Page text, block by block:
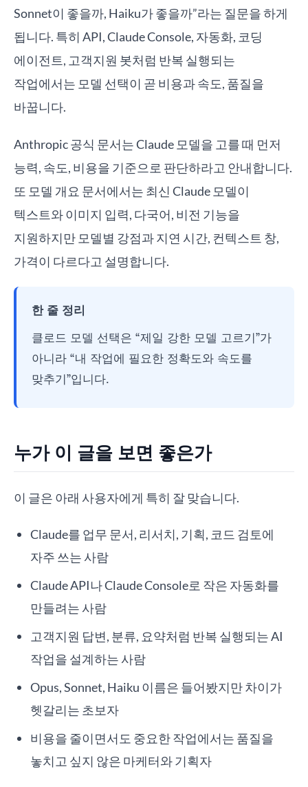
Sonnet이 좋을까, Haiku가 좋을까”라는 질문을 하게
됩니다. 특히 API, Claude Console, 자동화, 코딩
에이전트, 고객지원 봇처럼 반복 실행되는
작업에서는 모델 선택이 곧 비용과 속도, 품질을
바꿉니다.
Anthropic 공식 문서는 Claude 모델을 고를 때 먼저
능력, 속도, 비용을 기준으로 판단하라고 안내합니다.
또 모델 개요 문서에서는 최신 Claude 모델이
텍스트와 이미지 입력, 다국어, 비전 기능을
지원하지만 모델별 강점과 지연 시간, 컨텍스트 창,
가격이 다르다고 설명합니다.
한 줄 정리
클로드 모델 선택은 “제일 강한 모델 고르기”가
아니라 “내 작업에 필요한 정확도와 속도를
맞추기”입니다.
누가 이 글을 보면 좋은가
이 글은 아래 사용자에게 특히 잘 맞습니다.
Claude를 업무 문서, 리서치, 기획, 코드 검토에
자주 쓰는 사람
Claude API나 Claude Console로 작은 자동화를
만들려는 사람
고객지원 답변, 분류, 요약처럼 반복 실행되는 AI
작업을 설계하는 사람
Opus, Sonnet, Haiku 이름은 들어봤지만 차이가
헷갈리는 초보자
비용을 줄이면서도 중요한 작업에서는 품질을
놓치고 싶지 않은 마케터와 기획자